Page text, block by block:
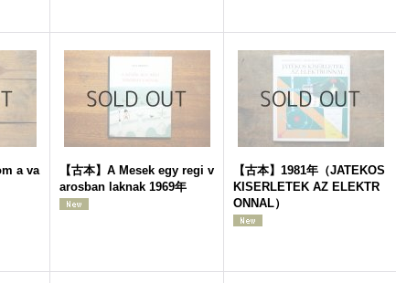
a va
【古本】A Mesek egy regi v
arosban laknak 1969年
【古本】1981年（JATEKOS
KISERLETEK AZ ELEKTR
ONNAL）